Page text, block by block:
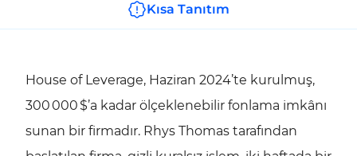
Kısa Tanıtım
House of Leverage, Haziran 2024’te kurulmuş,
300 000 $’a kadar ölçeklenebilir fonlama imkânı
sunan bir firmadır. Rhys Thomas tarafından